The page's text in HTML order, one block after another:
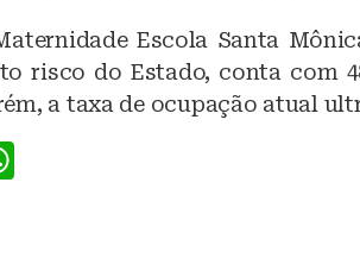
Escola Santa
risco do Estado, conta com
a taxa de ocupação atual